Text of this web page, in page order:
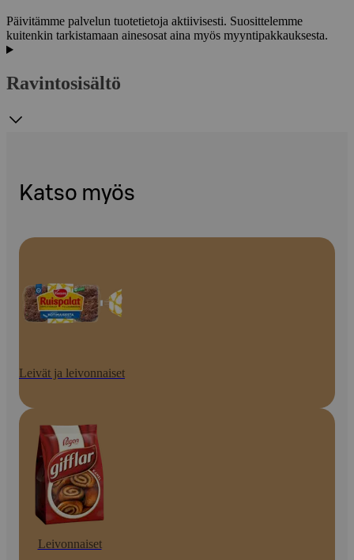
Päivitämme palvelun tuotetietoja aktiivisesti. Suosittelemme
kuitenkin tarkistamaan ainesosat aina myös myyntipakkauksesta.
Ravintosisältö
Katso myös
Leivät ja leivonnaiset
Leivonnaiset